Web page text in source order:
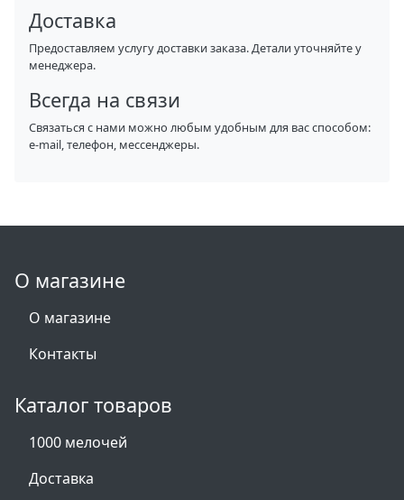
Доставка
Предоставляем услугу доставки заказа. Детали уточняйте у
менеджера.
Всегда на связи
Связаться с нами можно любым удобным для вас способом:
e-mail, телефон, мессенджеры.
О магазине
О магазине
Контакты
Каталог товаров
1000 мелочей
Доставка